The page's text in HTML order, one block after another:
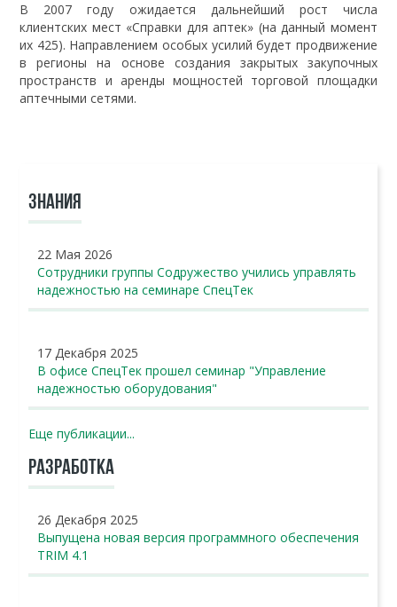
В 2007 году ожидается дальнейший рост числа
клиентских мест «Справки для аптек» (на данный момент
их 425). Направлением особых усилий будет продвижение
в регионы на основе создания закрытых закупочных
пространств и аренды мощностей торговой площадки
аптечными сетями.
ЗНАНИЯ
22 Мая 2026
Сотрудники группы Содружество учились управлять
надежностью на семинаре СпецТек
17 Декабря 2025
В офисе СпецТек прошел семинар "Управление
надежностью оборудования"
Еще публикации...
РАЗРАБОТКА
26 Декабря 2025
Выпущена новая версия программного обеспечения
TRIM 4.1